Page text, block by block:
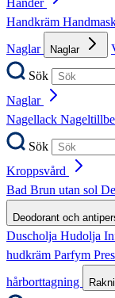
Händer
Handkräm
Naglar
Naglar
Sök
Naglar
Nagellack
Sök
Kroppsvård
Bad Brun utan sol
Deodorant och
Duscholja Hudolja
hudkräm Parfym
hårborttagning